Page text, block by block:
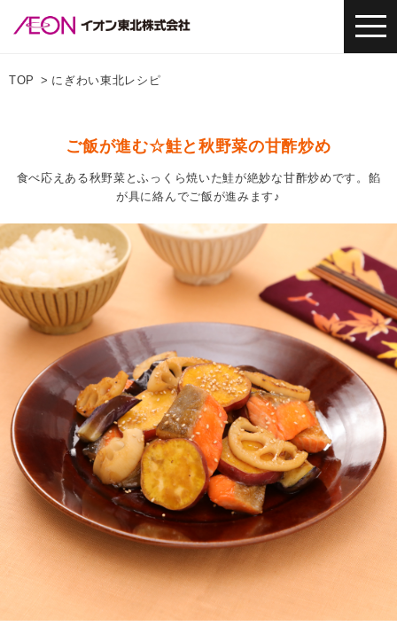
TOP にぎわい東北レシピ
ご飯が進む☆鮭と秋野菜の甘酢炒め
食べ応えある秋野菜とふっくら焼いた鮭が絶妙な甘酢炒めです。餡
が具に絡んでご飯が進みます♪